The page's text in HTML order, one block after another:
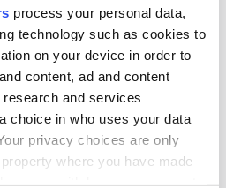
process your personal data,
technology such as cookies to
on your device in order to
content, ad and content
and services
choice in who uses your data
privacy choices are only
where you have made
pratar om
bakåt” när det gäller
likställa
brytning av uran med
District Metals
för att uranbrytning